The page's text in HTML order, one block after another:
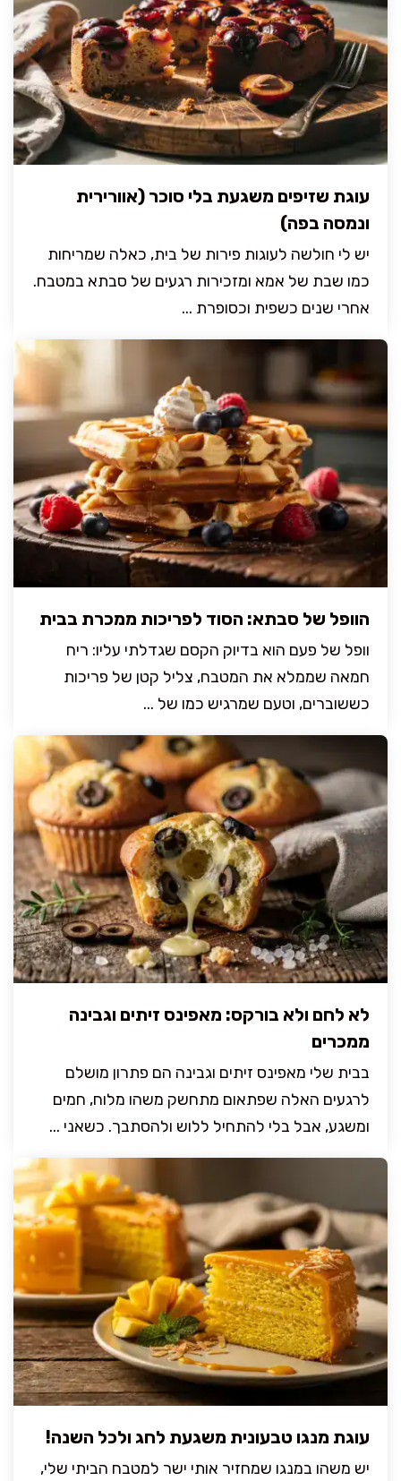
עוגת שזיפים משגעת בלי סוכר (אוורירית
ונמסה בפה)
יש לי חולשה לעוגות פירות של בית, כאלה שמריחות
כמו שבת של אמא ומזכירות רגעים של סבתא במטבח.
אחרי שנים כשפית וכסופרת ...
הוופל של סבתא: הסוד לפריכות ממכרת בבית
וופל של פעם הוא בדיוק הקסם שגדלתי עליו: ריח
חמאה שממלא את המטבח, צליל קטן של פריכות
כששוברים, וטעם שמרגיש כמו של ...
לא לחם ולא בורקס: מאפינס זיתים וגבינה
ממכרים
בבית שלי מאפינס זיתים וגבינה הם פתרון מושלם
לרגעים האלה שפתאום מתחשק משהו מלוח, חמים
ומשגע, אבל בלי להתחיל ללוש ולהסתבך. כשאני ...
עוגת מנגו טבעונית משגעת לחג ולכל השנה!
יש משהו במנגו שמחזיר אותי ישר למטבח הביתי שלי,